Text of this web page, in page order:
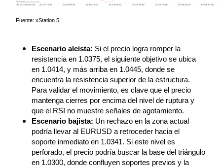
Fuente: xStation 5
Escenario alcista: Si el precio logra romper la
resistencia en 1.0375, el siguiente objetivo se ubica
en 1.0414, y más arriba en 1.0445, donde se
encuentra la resistencia superior de la estructura.
Para validar el movimiento, es clave que el precio
mantenga cierres por encima del nivel de ruptura y
que el RSI no muestre señales de agotamiento.
Escenario bajista: Un rechazo en la zona actual
podría llevar al EURUSD a retroceder hacia el
soporte inmediato en 1.0341. Si este nivel es
perforado, el precio podría buscar la base del triángulo
en 1.0300, donde confluyen soportes previos y la